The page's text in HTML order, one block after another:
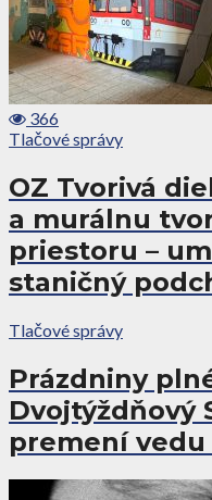
366
Tlačové správy
OZ Tvorivá
a murálnu
priestoru –
staničný
Tlačové správy
Prázdniny
Dvojtýždňový
premení vedu